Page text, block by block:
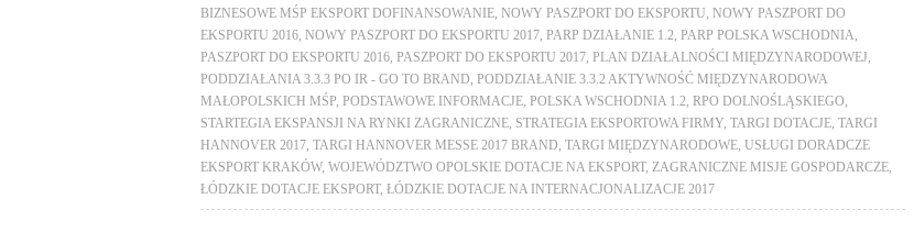
BIZNESOWE MŚP EKSPORT DOFINANSOWANIE
NOWY PASZPORT DO EKSPORTU
NOWY PASZPORT DO
EKSPORTU 2016
NOWY PASZPORT DO EKSPORTU 2017 PARP DZIAŁANIE 1.2 PARP POLSKA WSCHODNIA
PASZPORT DO EKSPORTU 2016
PASZPORT DO EKSPORTU 2017 PLAN DZIAŁALNOŚCI MIĘDZYNARODOWEJ
PODDZIAŁANIA 3.3.3 PO IR - GO TO BRAND
PODDZIAŁANIE 3.3.2 AKTYWNOŚĆ MIĘDZYNARODOWA
MAŁOPOLSKICH MŚP
PODSTAWOWE INFORMACJE POLSKA WSCHODNIA 1.2 RPO DOLNOŚLĄSKIEGO
STARTEGIA EKSPANSJI NA RYNKI ZAGRANICZNE STRATEGIA EKSPORTOWA FIRMY TARGI DOTACJE TARGI
HANNOVER 2017 TARGI HANNOVER MESSE 2017 BRAND TARGI MIĘDZYNARODOWE USŁUGI DORADCZE
EKSPORT KRAKÓW, WOJEWÓDZTWO OPOLSKIE DOTACJE NA EKSPORT , ZAGRANICZNE MISJE GOSPODARCZE
ŁÓDZKIE DOTACJE EKSPORT , ŁÓDZKIE DOTACJE NA INTERNACJONALIZACJE 2017